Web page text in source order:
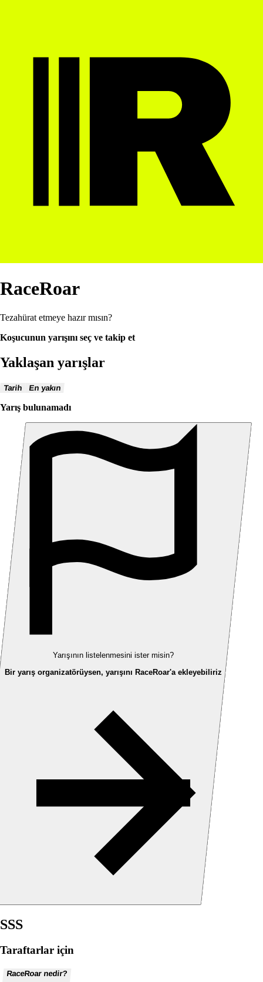
RaceRoar
Tezahürat etmeye hazır mısın?
Koşucunun yarışını seç ve takip et
Yaklaşan yarışlar
Tarih En yakın
Yarış bulunamadı
Yarışının listelenmesini ister misin?
Bir yarış organizatörüysen, yarışını RaceRoar'a ekleyebiliriz
SSS
Taraftarlar için
RaceRoar nedir?